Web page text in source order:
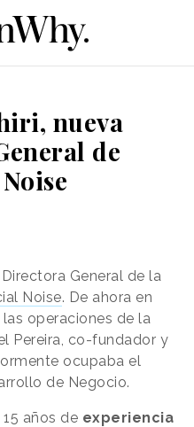
nueva
de
General de la
Noise. De ahora en
operaciones de la
Pereira, co-fundador y
ocupaba el
de Negocio.
años de experiencia